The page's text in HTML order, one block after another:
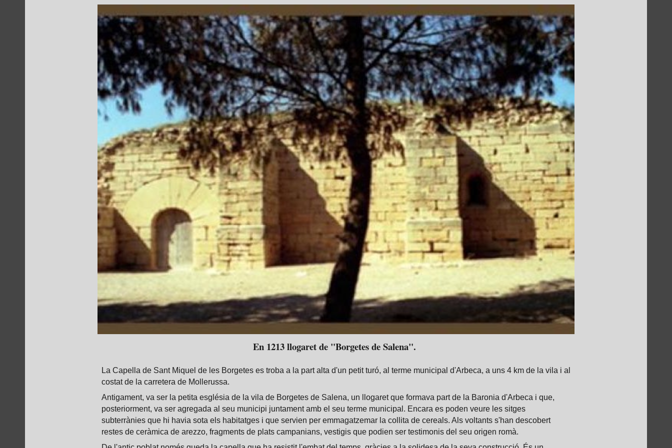
En 1213 llogaret de "Borgetes de Salena".
La Capella de Sant Miquel de les Borgetes es troba a la part alta d'un petit turó, al terme municipal d'Arbeca, a uns 4 km de la vila i al
costat de la carretera de Mollerussa.
Antigament, va ser la petita església de la vila de Borgetes de Salena, un llogaret que formava part de la Baronia d'Arbeca i que,
posteriorment, va ser agregada al seu municipi juntament amb el seu terme municipal. Encara es poden veure les sitges
subterrànies que hi havia sota els habitatges i que servien per emmagatzemar la collita de cereals. Als voltants s'han descobert
restes de ceràmica de arezzo, fragments de plats campanians, vestigis que podien ser testimonis del seu origen romà.